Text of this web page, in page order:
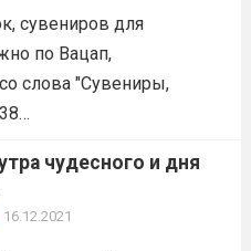
сувениров для
по Вацап,
слова "Сувениры,
чудесного и дня
16.12.2021